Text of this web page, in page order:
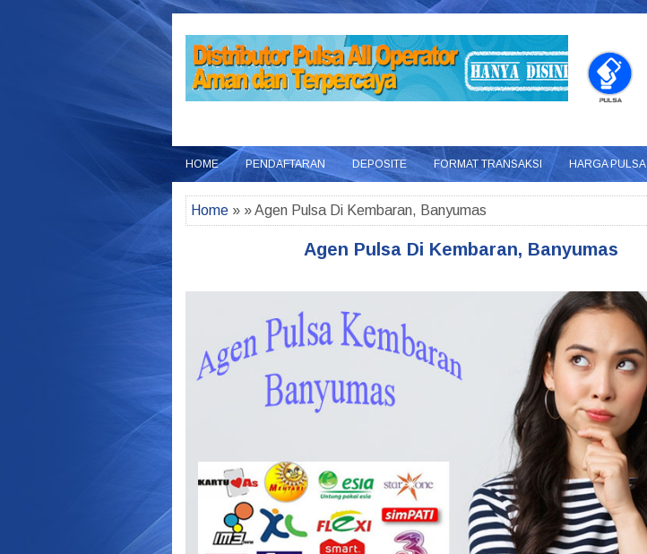
HOME PENDAFTARAN DEPOSITE FORMAT TRANSAKSI HARGA PULSA
Home » » Agen Pulsa Di Kembaran, Banyumas
Agen Pulsa Di Kembaran, Banyumas